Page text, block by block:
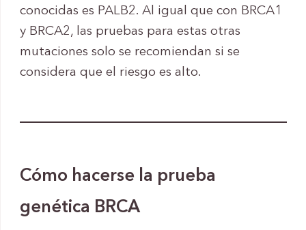
conocidas es PALB2. Al igual que con BRCA1
y BRCA2, las pruebas para estas otras
mutaciones solo se recomiendan si se
considera que el riesgo es alto.
Cómo hacerse la prueba
genética BRCA